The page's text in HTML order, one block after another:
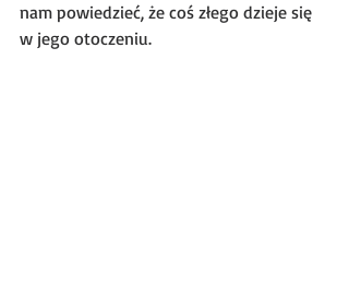
nam powiedzieć, że coś złego dzieje się
w jego otoczeniu.